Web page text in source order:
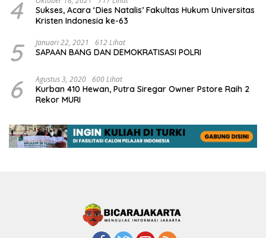
4
Sukses, Acara ‘Dies Natalis’ Fakultas Hukum Universitas
Kristen Indonesia ke-63
5 Januari 22, 2021 612 Lihat
SAPAAN BANG DAN DEMOKRATISASI POLRI
6 Agustus 3, 2020 600 Lihat
Kurban 410 Hewan, Putra Siregar Owner Pstore Raih 2
Rekor MURI